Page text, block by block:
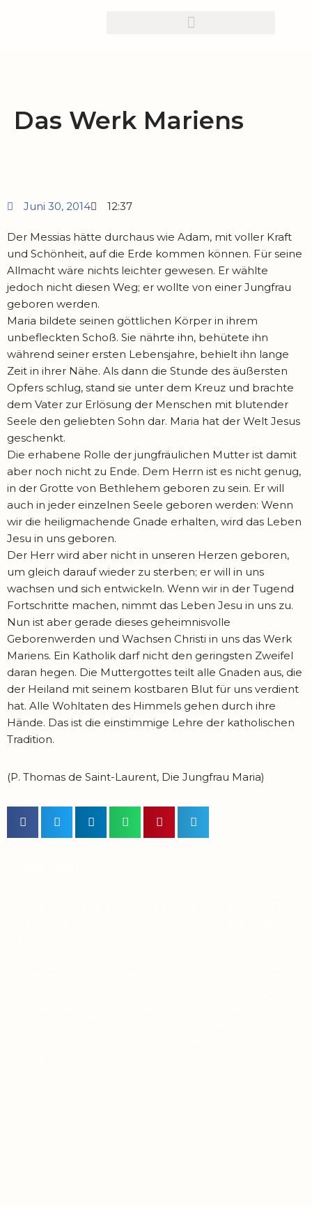
Das Werk Mariens
Juni 30, 2014 12:37
Der Messias hätte durchaus wie Adam, mit voller Kraft
und Schönheit, auf die Erde kommen können. Für seine
Allmacht wäre nichts leichter gewesen. Er wählte
jedoch nicht diesen Weg; er wollte von einer Jungfrau
geboren werden.
Maria bildete seinen göttlichen Körper in ihrem
unbefleckten Schoß. Sie nährte ihn, behütete ihn
während seiner ersten Lebensjahre, behielt ihn lange
Zeit in ihrer Nähe. Als dann die Stunde des äußersten
Opfers schlug, stand sie unter dem Kreuz und brachte
dem Vater zur Erlösung der Menschen mit blutender
Seele den geliebten Sohn dar. Maria hat der Welt Jesus
geschenkt.
Die erhabene Rolle der jungfräulichen Mutter ist damit
aber noch nicht zu Ende. Dem Herrn ist es nicht genug,
in der Grotte von Bethlehem geboren zu sein. Er will
auch in jeder einzelnen Seele geboren werden: Wenn
wir die heiligmachende Gnade erhalten, wird das Leben
Jesu in uns geboren.
Der Herr wird aber nicht in unseren Herzen geboren,
um gleich darauf wieder zu sterben; er will in uns
wachsen und sich entwickeln. Wenn wir in der Tugend
Fortschritte machen, nimmt das Leben Jesu in uns zu.
Nun ist aber gerade dieses geheimnisvolle
Geborenwerden und Wachsen Christi in uns das Werk
Mariens. Ein Katholik darf nicht den geringsten Zweifel
daran hegen. Die Muttergottes teilt alle Gnaden aus, die
der Heiland mit seinem kostbaren Blut für uns verdient
hat. Alle Wohltaten des Himmels gehen durch ihre
Hände. Das ist die einstimmige Lehre der katholischen
Tradition.
(P. Thomas de Saint-Laurent, Die Jungfrau Maria)